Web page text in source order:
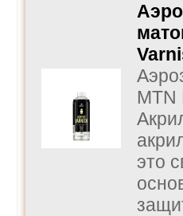
MTN
это